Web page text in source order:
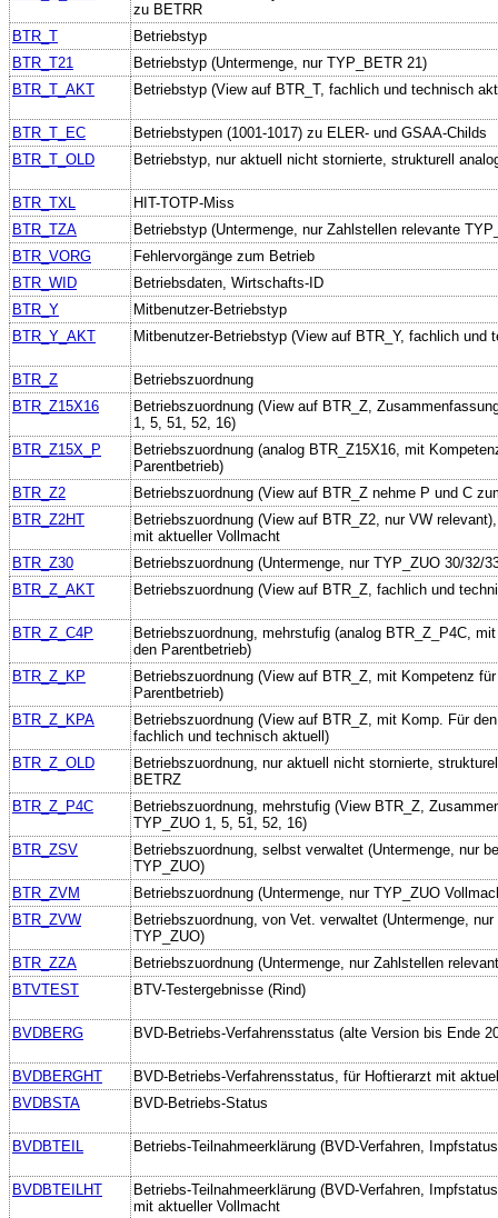
zu BETRR
BTR_T
Betriebstyp
BTR_T21
Betriebstyp (Untermenge, nur TYP_BETR 21)
BTR_T_AKT
Betriebstyp (View auf BTR_T, fachlich und technisch
BTR_T_EC
Betriebstypen (1001-1017) zu ELER- und GSAA-Childs
BTR_T_OLD
Betriebstyp, nur aktuell nicht stornierte, strukturell
BTR_TXL
HIT-TOTP-Miss
BTR_TZA
Betriebstyp (Untermenge, nur Zahlstellen relevante
BTR_VORG
Fehlervorgänge zum Betrieb
BTR_WID
Betriebsdaten, Wirtschafts-ID
BTR_Y
Mitbenutzer-Betriebstyp
BTR_Y_AKT
Mitbenutzer-Betriebstyp (View auf BTR_Y, fachlich und
BTR_Z
Betriebszuordnung
BTR_Z15X16
Betriebszuordnung (View auf BTR_Z,
1, 5, 51, 52, 16)
BTR_Z15X_P
Betriebszuordnung (analog BTR_Z15X16, mit
Parentbetrieb)
BTR_Z2
Betriebszuordnung (View auf BTR_Z nehme P und C
BTR_Z2HT
Betriebszuordnung (View auf BTR_Z2, nur VW
mit aktueller Vollmacht
BTR_Z30
Betriebszuordnung (Untermenge, nur TYP_ZUO 30/32/
BTR_Z_AKT
Betriebszuordnung (View auf BTR_Z, fachlich und
BTR_Z_C4P
Betriebszuordnung, mehrstufig (analog BTR_Z_P4C,
den Parentbetrieb)
BTR_Z_KP
Betriebszuordnung (View auf BTR_Z, mit Kompetenz
Parentbetrieb)
BTR_Z_KPA
Betriebszuordnung (View auf BTR_Z, mit Komp. Für
fachlich und technisch aktuell)
BTR_Z_OLD
Betriebszuordnung, nur aktuell nicht stornierte,
BETRZ
BTR_Z_P4C
Betriebszuordnung, mehrstufig (View BTR_Z,
TYP_ZUO 1, 5, 51, 52, 16)
BTR_ZSV
Betriebszuordnung, selbst verwaltet (Untermenge, nur
TYP_ZUO)
BTR_ZVM
Betriebszuordnung (Untermenge, nur TYP_ZUO
BTR_ZVW
Betriebszuordnung, von Vet. verwaltet (Untermenge,
TYP_ZUO)
BTR_ZZA
Betriebszuordnung (Untermenge, nur Zahlstellen
BTVTEST
BTV-Testergebnisse (Rind)
BVDBERG BVD-Betriebs-Verfahrensstatus (alte Version bis Ende
BVDBERGHT
BVD-Betriebs-Verfahrensstatus, für Hoftierarzt mit
BVDBSTA
BVD-Betriebs-Status
BVDBTEIL Betriebs-Teilnahmeerklärung (BVD-Verfahren,
BVDBTEILHT
Betriebs-Teilnahmeerklärung (BVD-Verfahren,
mit aktueller Vollmacht